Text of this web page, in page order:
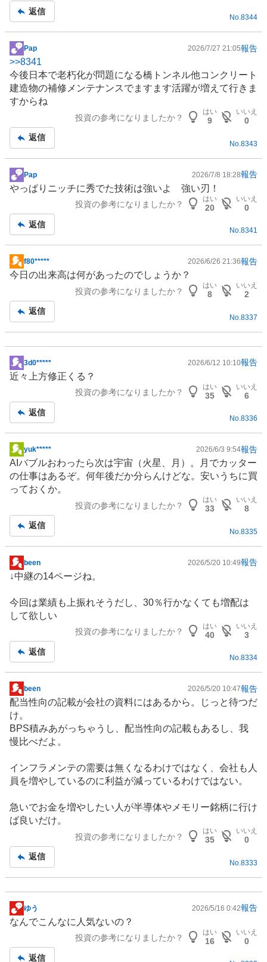
返信
No.8344
掲
示
板
記
事
Pap 2026/7/27 21:05報告
>>8341
今後日本で老朽化が問題になる橋 トンネル他コンクリート
建造物の補修 メンテナンスでますます活躍が増えて行きま
すからね
投資の参考になりましたか？
はい
9
いいえ
0
返信
No. 8343
掲
示
事
Pap 2026/7/8 18:28報告
やっぱりニッチに秀でた技術は強いよ 強い刃！
投資の参考になりましたか？
はい
20
いいえ
0
返信
No.8341
掲
示
事
f80***** 2026/6/26 21:36報告
今日の出来高は何があったのでしょうか？
投資の参考になりましたか？
はい
8
いいえ
2
返信
No. 8337
掲
示
事
3d0***** 2026/6/12 10:10報告
近々上方修正くる？
投資の参考になりましたか？
はい
35
いいえ
6
返信
No.8336
掲
示
板
記
yuk***** 2026/6/3 9:54報告
AIバブルおわったら次は宇宙（火星、月）。月でカッター
の仕事はあるぞ。何年後だか分らんけどな。安いうちに買
っておくか。
投資の参考になりましたか？
はい
33
いいえ
8
返信
No. 8335
掲
示
記
事
been 2026/5/20 10:49報告
↓中継の14ページね。
今回は業績も上振れそうだし、30％行かなくても増配は
して欲しい
投資の参考になりましたか？
はい
40
いいえ
3
返信
No.8334
掲
示
板
記
事
been 2026/5/20 10:47報告
配当性向の記載が会社の資料にはあるから。じっと待つだ
け。
BPS積みあがっちゃうし、配当性向の記載もあるし、我
慢比べだよ。
インフラ メンテの需要は無くなるわけではなく、会社も人
員を増やしているのに利益が減っているわけではない。
急いでお金を増やしたい人が半導体やメモリー銘柄に行け
ば良いだけ。
投資の参考になりましたか？
はい
35
いいえ
0
返信
No. 8333
掲
示
ゆう 2026/5/16 0:42報告
なんでこんなに人気ないの？
投資の参考になりましたか？
はい
16
いいえ
0
返信